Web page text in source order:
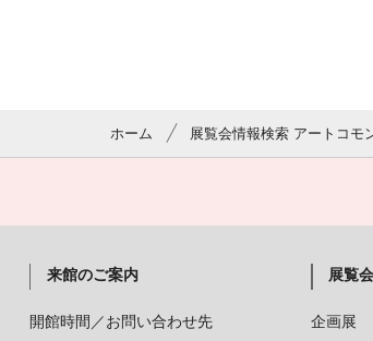
ホーム 展覧会情報検索 アートコモ
来館のご案内
開館時間／お問い合わせ先
展覧
企画展